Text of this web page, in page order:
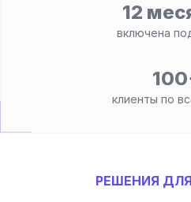
12
включена
клиенты по
РЕШЕНИЯ